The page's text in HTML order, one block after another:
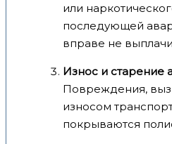
или
последующей
вправе не
Износ и старение
Повреждения,
износом
покрываются